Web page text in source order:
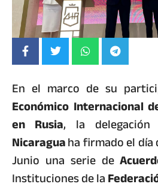
En el marco de su
Económico Internacional
en Rusia, la delegación
Nicaraguaha firmado el
Junio una serie de
Instituciones de la